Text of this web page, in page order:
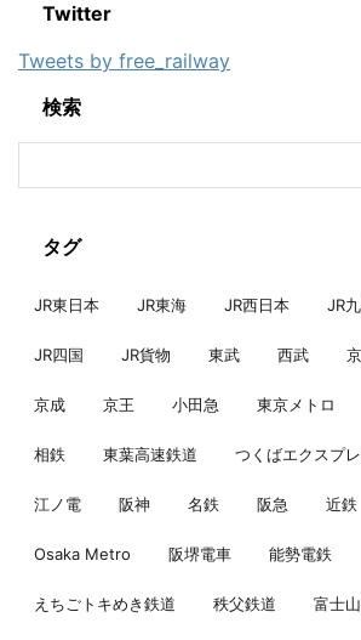
Twitter
Tweets by free_railway
検索
タグ
JR東日本 JR東海 JR西日本 JR
JR四国 JR貨物 東武 西武
京成 京王 小田急 東京メトロ
相鉄 東葉高速鉄道 つくばエクスプ
江ノ電 阪神 名鉄 阪急 近鉄
Osaka Metro 阪堺電車 能勢電鉄
えちごトキめき鉄道 秩父鉄道 富士